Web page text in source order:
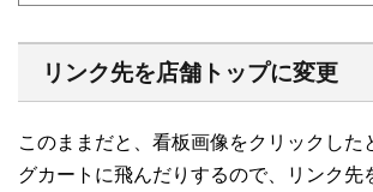
リンク先を店舗トップに変更
このままだと、看板画像をクリックした
グカートに飛んだりするので、リンク先